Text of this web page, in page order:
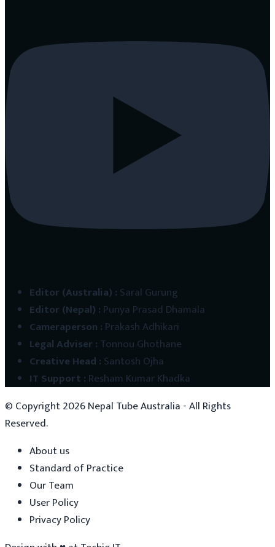
Editor (Australia) : Saral Gurung
Editor (Nepal) : Punya Prasad Dhamala
Cameraperson : Prakash Adhikari
Legal Adviser: Tonnou Ghothane
Creative Head : Santosh Ojha
IT Support : Resham Kumar Khadka
© Copyright2026Nepal Tube Australia - All Rights
Reserved.
About us
Standard of Practice
Our Team
User Policy
Privacy Policy